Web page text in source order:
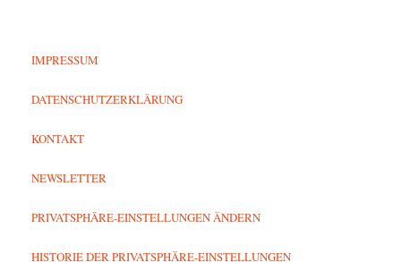
IMPRESSUM
DATENSCHUTZERKLÄRUNG
KONTAKT
NEWSLETTER
PRIVATSPHÄRE-EINSTELLUNGEN ÄNDERN
HISTORIE DER PRIVATSPHÄRE-EINSTELLUNGEN